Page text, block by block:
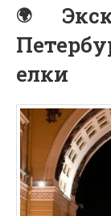
елки